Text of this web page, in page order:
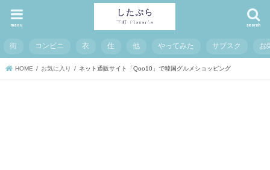
search
menu
街 コンビニ 衣 住 他 やってみた サブスク お
HOME お気に入り ネット通販サイト「Qoo10」で韓国グルメショッピング